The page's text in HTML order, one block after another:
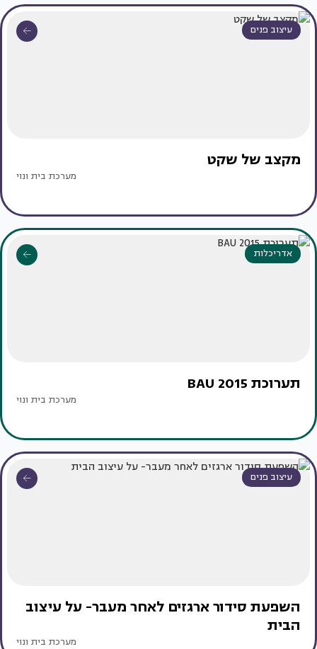
עיצוב פנים
מקצב של שקט
מערכת בית ונוי
אדריכלות
תערוכת BAU 2015
מערכת בית ונוי
עיצוב פנים
השפעת סידור ארגזים לאחר מעבר- על עיצוב
הבית
מערכת בית ונוי